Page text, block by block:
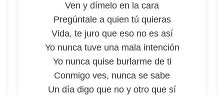
Ven y dímelo en la cara
Pregúntale a quien tú quieras
Vida, te juro que eso no es así
Yo nunca tuve una mala intención
Yo nunca quise burlarme de ti
Conmigo ves, nunca se sabe
Un día digo que no y otro que sí